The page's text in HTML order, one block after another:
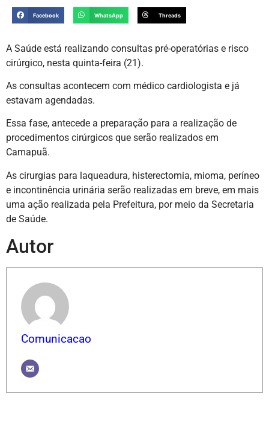
Facebook WhatsApp Threads
A Saúde está realizando consultas pré-operatórias e risco
cirúrgico, nesta quinta-feira (21).
As consultas acontecem com médico cardiologista e já
estavam agendadas.
Essa fase, antecede a preparação para a realização de
procedimentos cirúrgicos que serão realizados em
Camapuã.
As cirurgias para laqueadura, histerectomia, mioma, períneo
e incontinência urinária serão realizadas em breve, em mais
uma ação realizada pela Prefeitura, por meio da Secretaria
de Saúde.
Autor
Comunicacao